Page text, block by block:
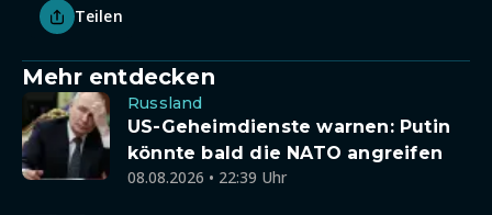
Teilen
Mehr entdecken
Russland
US-Geheimdienste warnen: Putin
könnte bald die NATO angreifen
08.08.2026 • 22:39 Uhr